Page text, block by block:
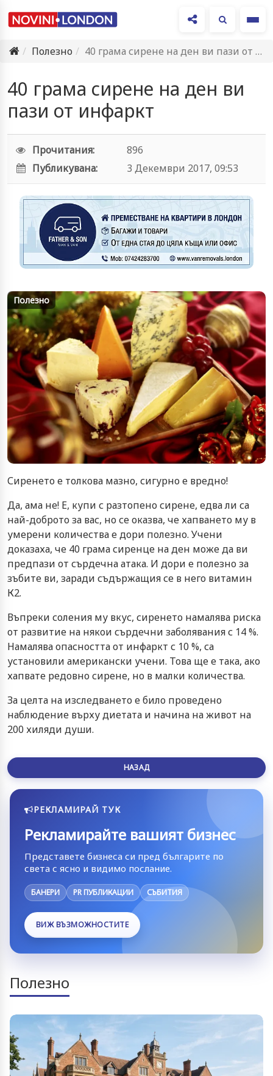
Полезно
40 грама сирене на ден ви пази от инфаркт
40 грама сирене на ден ви
пази от инфаркт
Прочитания:
896
Публикувана:
3 Декември 2017, 09:53
Полезно
Сиренето е толкова мазно, сигурно е вредно!
Да, ама не! Е, купи с разтопено сирене, едва ли са
най-доброто за вас, но се оказва, че хапването му в
умерени количества е дори полезно. Учени
доказаха, че 40 грама сиренце на ден може да ви
предпази от сърдечна атака. И дори е полезно за
зъбите ви, заради съдържащия се в него витамин
К2.
Въпреки соления му вкус, сиренето намалява риска
от развитие на някои сърдечни заболявания с 14 %.
Намалява опасността от инфаркт с 10 %, са
установили американски учени. Това ще е така, ако
хапвате редовно сирене, но в малки количества.
За целта на изследването е било проведено
наблюдение върху диетата и начина на живот на
200 хиляди души.
НАЗАД
РЕКЛАМИРАЙ ТУК
Рекламирайте вашият бизнес
Представете бизнеса си пред българите по
света с ясно и видимо послание.
БАНЕРИ PR ПУБЛИКАЦИИ СЪБИТИЯ
ВИЖ ВЪЗМОЖНОСТИТЕ
Полезно